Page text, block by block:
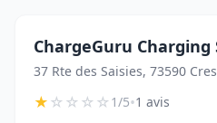
ChargeGuru
37 Rte des Saisies, 73590
★☆☆☆☆1/5•1 avis